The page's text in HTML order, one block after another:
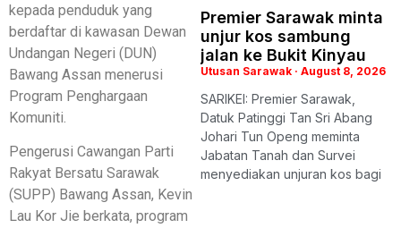
kepada penduduk yang
berdaftar di kawasan Dewan
Undangan Negeri (DUN)
Bawang Assan menerusi
Program Penghargaan
Komuniti.
Pengerusi Cawangan Parti
Rakyat Bersatu Sarawak
(SUPP) Bawang Assan, Kevin
Lau Kor Jie berkata, program
Premier Sarawak minta
unjur kos sambung
jalan ke Bukit Kinyau
Utusan Sarawak August 8, 2026
SARIKEI: Premier Sarawak,
Datuk Patinggi Tan Sri Abang
Johari Tun Openg meminta
Jabatan Tanah dan Survei
menyediakan unjuran kos bagi